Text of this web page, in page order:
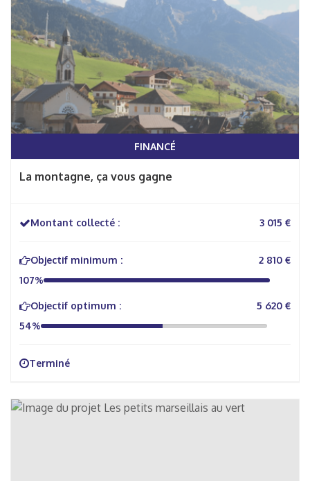
FINANCÉ
La montagne, ça vous gagne
Montant collecté : 3 015 €
Objectif minimum :
2 810 €
107%
Objectif optimum :
5 620 €
54%
Terminé